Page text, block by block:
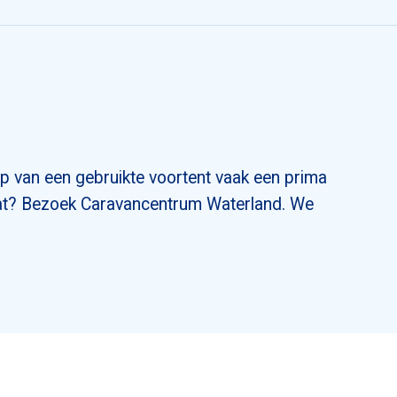
van een gebruikte voortent vaak een prima
Bezoek Caravancentrum Waterland. We